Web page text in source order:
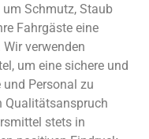
Schmutz, Staub
Fahrgäste eine
verwenden
um eine sichere und
Personal zu
Qualitätsanspruch
stets in